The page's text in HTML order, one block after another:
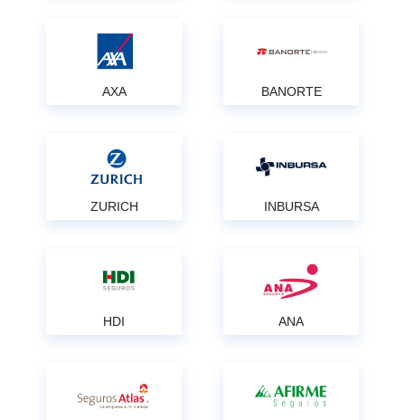
AXA BANORTE
ZURICH INBURSA
HDI ANA